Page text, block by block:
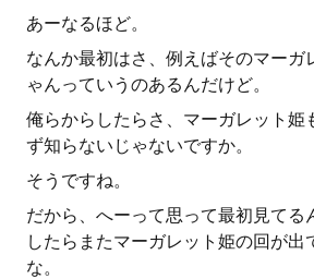
あーなるほど。
なんか最初はさ、例えばそのマーガ
ゃんっていうのあるんだけど。
俺らからしたらさ、マーガレット姫
ず知らないじゃないですか。
そうですね。
だから、へーって思って最初見てる
したらまたマーガレット姫の回が出
な。